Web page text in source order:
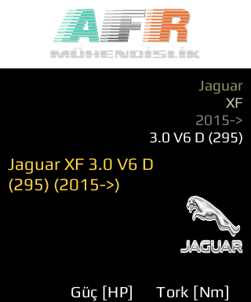
Jaguar
XF
2015->
3.0 V6 D (295)
Jaguar XF 3.0 V6 D
(295) (2015->)
Güç [HP] Tork [Nm]